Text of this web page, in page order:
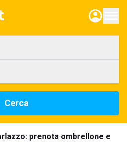
Cerca
prenota ombrellone e